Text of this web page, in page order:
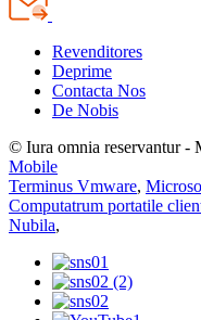
Revenditores
Deprime
Contacta Nos
De Nobis
© Iura omnia reservantur
Mobile
Terminus Vmware,
Computatrum portatile
Nubila,